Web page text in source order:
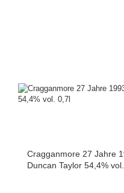
Cragganmore 27 Jahre
Duncan Taylor 54,4%